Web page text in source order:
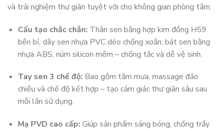
và trải nghiệm thư giãn tuyệt vời cho không gian phòng tắm.
Cấu tạo chắc chắn: Thân sen bằng hợp kim đồng H59
bền bỉ, dây sen nhựa PVC dẻo chống xoắn, bát sen bằng
nhựa ABS, núm silicon mềm – chống tắc và dễ vệ sinh.
Tay sen 3 chế độ: Bao gồm tắm mưa, massage đảo
chiều và chế độ kết hợp – tạo cảm giác thư giãn sâu sau
mỗi lần sử dụng.
Mạ PVD cao cấp: Giúp sản phẩm sáng bóng, chống trầy